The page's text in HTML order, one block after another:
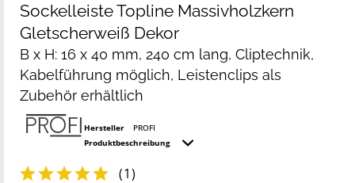
Sockelleiste Topline Massivholzkern
Gletscherweiß Dekor
B x H: 16 x 40 mm, 240 cm lang, Cliptechnik,
Kabelführung möglich, Leistenclips als
Zubehör erhältlich
Hersteller
PROFI
Produktbeschreibung
(1)